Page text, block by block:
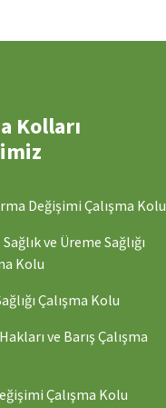
Kolları
Değişimi Çalışma Kolu
ve Üreme Sağlığı
Kolu
Çalışma Kolu
ve Barış Çalışma
Çalışma Kolu